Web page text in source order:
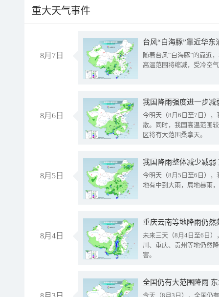
重大天气事件
8月7日
台风“白海豚”靠近华
随着台风“白海豚”的靠近
高温范围将缩减，受冷空
8月6日
今明天（8月6日至7日）
散。同时，我国高温范围
区将有大范围桑拿天。
8月5日
我国降雨整体减少减弱
今明天（8月5日至6日）
地有中到大雨，局地暴雨
8月4日
重庆云南等地降雨仍然
未来三天（8月4日至6日
川、重庆、贵州等地仍然
害。
全国仍有大范围降雨
今天（8月3日），全国仍